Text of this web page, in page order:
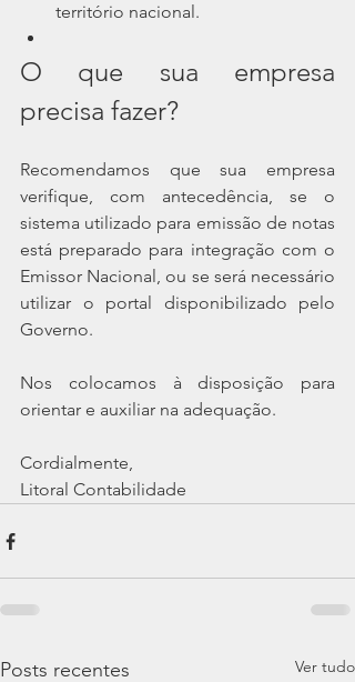
território nacional.
O que sua empresa
precisa fazer?
Recomendamos que sua empresa
verifique, com antecedência, se o
sistema utilizado para emissão de notas
está preparado para integração com o
Emissor Nacional, ou se será necessário
utilizar o portal disponibilizado pelo
Governo.
Nos colocamos à disposição para
orientar e auxiliar na adequação.
Cordialmente,
Litoral Contabilidade
Posts recentes Ver tudo